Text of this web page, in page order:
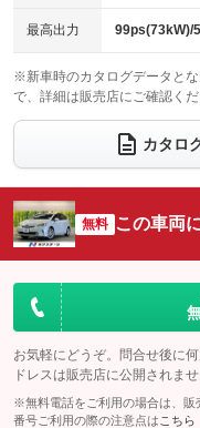
チップアップシート
：装備なし
：装備なし
ウォークスルー
：装備なし
電動リアゲート
：装備なし
サイドカメラ
：装備なし
：装備なし
最高出力 99ps(73kW)/
※新車時のカタログデータと
で、詳細は販売店にご確認くだ
カタロ
無料 この車両
お気軽にどうぞ。問合せ後に
ドレスは販売店に公開されませ
※無料電話をご利用の場合は、販
番号ご利用の際の注意点は こちら